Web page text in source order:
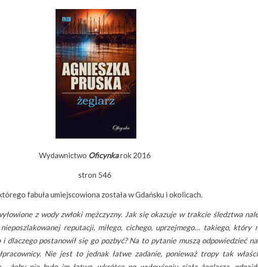
Wydawnictwo Oficynkarok 2016
stron 546
fabuła umiejscowiona została w Gdańsku i okolicach.
z wody zwłoki mężczyzny. Jak się okazuje w trakcie śledztwa
reputacji, miłego, cichego, uprzejmego… takiego, który
dlaczego postanowił się go pozbyć? Na to pytanie muszą odpowiedzieć
Nie jest to jednak łatwe zadanie, ponieważ tropy tak